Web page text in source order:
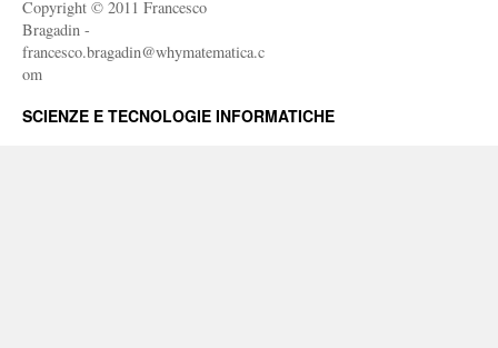
Copyright © 2011 Francesco
Bragadin -
francesco.bragadin@whymatematica.c
om
SCIENZE E TECNOLOGIE INFORMATICHE